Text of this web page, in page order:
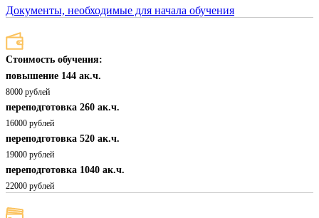
Документы, необходимые для начала обучения
Стоимость обучения:
повышение 144 ак.ч.
8000 рублей
переподготовка 260 ак.ч.
16000 рублей
переподготовка 520 ак.ч.
19000 рублей
переподготовка 1040 ак.ч.
22000 рублей